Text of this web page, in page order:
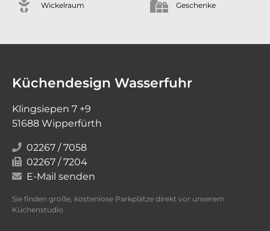
Wickelraum Geschenke
Küchendesign Wasserfuhr
Klingsiepen 7 +9
51688 Wipperfürth
02267 / 7058
02267 / 7204
E-Mail senden
Sie finden große, kostenlose Parkplätze direkt vor unserem
Küchenstudio